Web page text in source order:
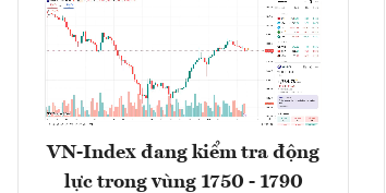
VN-Index đang kiểm tra động
lực trong vùng 1750 - 1790